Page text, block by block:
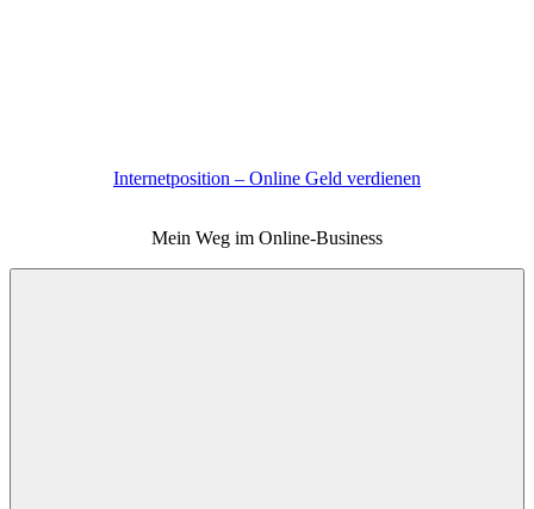
Internetposition – Online Geld verdienen
Mein Weg im Online-Business